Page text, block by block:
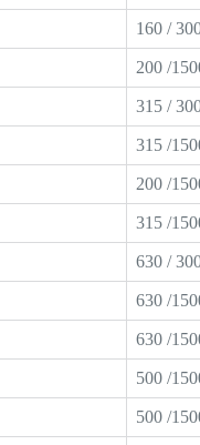
160 /
200 /
315 /
315 /
200 /
315 /
630 /
630 /
630 /
500 /
500 /